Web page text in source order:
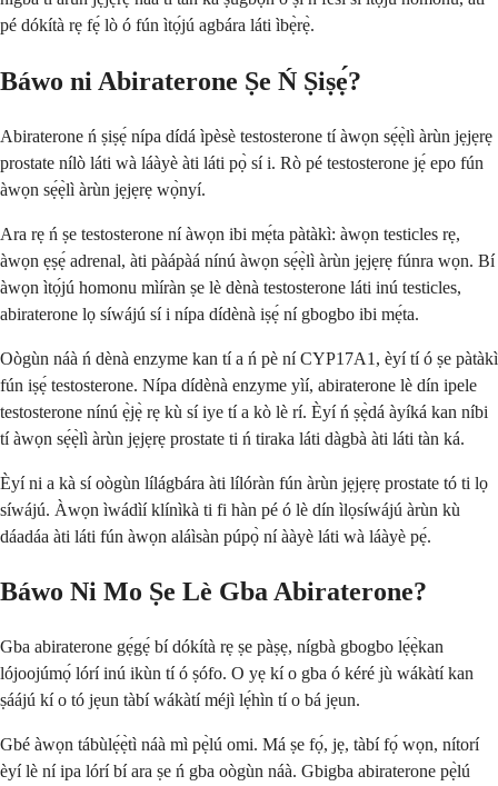
pé dókítà rẹ fẹ́ lò ó fún ìtọ́jú agbára láti ìbẹ̀rẹ̀.
Báwo ni Abiraterone Ṣe Ń Ṣiṣẹ́?
Abiraterone ń ṣiṣẹ́ nípa dídá ìpèsè testosterone tí àwọn sẹ́ẹ̀lì àrùn jẹjẹrẹ
prostate nílò láti wà láàyè àti láti pọ̀ sí i. Rò pé testosterone jẹ́ epo fún
àwọn sẹ́ẹ̀lì àrùn jẹjẹrẹ wọ̀nyí.
Ara rẹ ń ṣe testosterone ní àwọn ibi mẹ́ta pàtàkì: àwọn testicles rẹ,
àwọn ẹṣẹ́ adrenal, àti pàápàá nínú àwọn sẹ́ẹ̀lì àrùn jẹjẹrẹ fúnra wọn. Bí
àwọn ìtọ́jú homonu mìíràn ṣe lè dènà testosterone láti inú testicles,
abiraterone lọ síwájú sí i nípa dídènà iṣẹ́ ní gbogbo ibi mẹ́ta.
Oògùn náà ń dènà enzyme kan tí a ń pè ní CYP17A1, èyí tí ó ṣe pàtàkì
fún iṣẹ́ testosterone. Nípa dídènà enzyme yìí, abiraterone lè dín ipele
testosterone nínú ẹ̀jẹ̀ rẹ kù sí iye tí a kò lè rí. Èyí ń ṣẹ̀dá àyíká kan níbi
tí àwọn sẹ́ẹ̀lì àrùn jẹjẹrẹ prostate ti ń tiraka láti dàgbà àti láti tàn ká.
Èyí ni a kà sí oògùn lílágbára àti lílóràn fún àrùn jẹjẹrẹ prostate tó ti lọ
síwájú. Àwọn ìwádìí klínìkà ti fi hàn pé ó lè dín ìlọsíwájú àrùn kù
dáadáa àti láti fún àwọn aláìsàn púpọ̀ ní ààyè láti wà láàyè pẹ́.
Báwo Ni Mo Ṣe Lè Gba Abiraterone?
Gba abiraterone gẹ́gẹ́ bí dókítà rẹ ṣe pàṣẹ, nígbà gbogbo lẹ́ẹ̀kan
lójoojúmọ́ lórí inú ikùn tí ó ṣófo. O yẹ kí o gba ó kéré jù wákàtí kan
ṣáájú kí o tó jẹun tàbí wákàtí méjì lẹ́hìn tí o bá jẹun.
Gbé àwọn tábùlẹ́ẹ̀tì náà mì pẹ̀lú omi. Má ṣe fọ́, jẹ, tàbí fọ́ wọn, nítorí
èyí lè ní ipa lórí bí ara ṣe ń gba oògùn náà. Gbigba abiraterone pẹ̀lú